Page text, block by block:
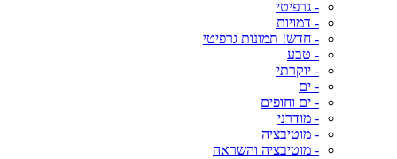
- גרפיטי
- דמויות
- חדש! תמונות גרפיטי
- טבע
- יוקרתי
- ים
- ים וחופים
- מודרני
- מוטיבציה
- מוטיבציה והשראה